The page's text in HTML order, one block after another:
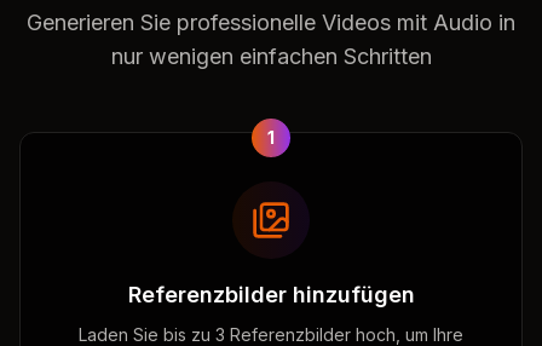
Generieren Sie professionelle Videos mit Audio in
nur wenigen einfachen Schritten
1
Referenzbilder hinzufügen
Laden Sie bis zu 3 Referenzbilder hoch, um Ihre